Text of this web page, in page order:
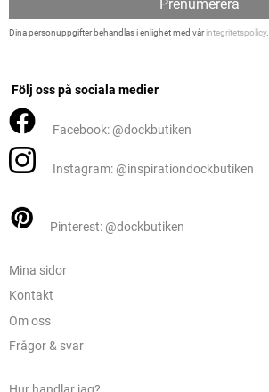
Prenumerera
Dina personuppgifter behandlas i enlighet med vårintegritetspolicy.
Följ oss på sociala medier
Facebook: @dockbutiken
Instagram: @inspirationdockbutiken
Pinterest: @dockbutiken
Mina sidor
Kontakt
Om oss
Frågor & svar